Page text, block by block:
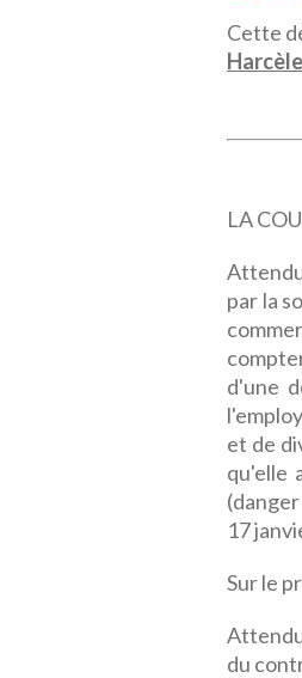
Cette
LA
par la
d'une
et de
qu'elle
17
Sur le
du